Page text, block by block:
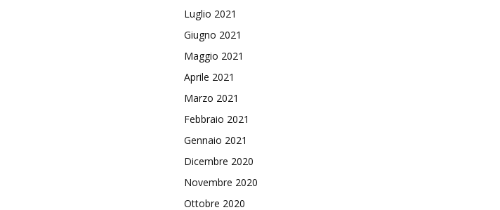
Luglio 2021
Giugno 2021
Maggio 2021
Aprile 2021
Marzo 2021
Febbraio 2021
Gennaio 2021
Dicembre 2020
Novembre 2020
Ottobre 2020